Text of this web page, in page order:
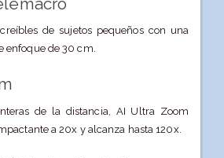
de sujetos pequeños con una
enfoque de 30 cm.
de la distancia, AI Ultra Zoom
a 20x y alcanza hasta 120x.